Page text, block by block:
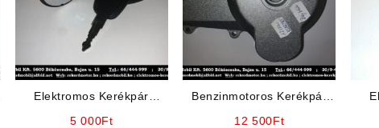
Elektromos Kerékpár
5 000Ft
Benzinmotoros Kerékpár
12 500Ft